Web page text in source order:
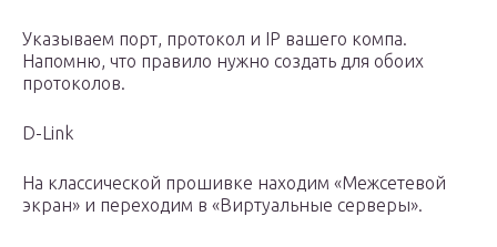
Указываем порт, протокол и IP вашего компа.
Напомню, что правило нужно создать для обоих
протоколов.
D-Link
На классической прошивке находим «Межсетевой
экран» и переходим в «Виртуальные серверы».